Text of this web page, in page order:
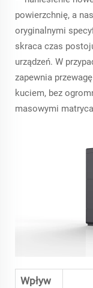
powierzchnię, a
oryginalnymi
skraca czas
urządzeń. W
zapewnia
kuciem, bez
masowymi
Wpływ